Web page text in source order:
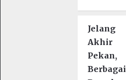
Jelang
Akhir
Pekan,
Berbagai